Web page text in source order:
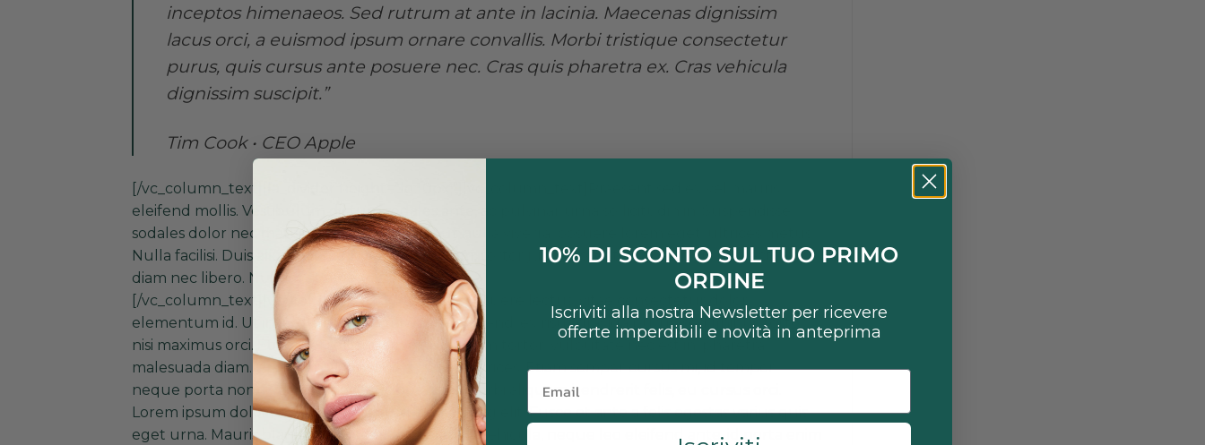
inceptos himenaeos. Sed rutrum at ante in lacinia. Maecenas dignissim
lacus orci, a euismod ipsum ornare convallis. Morbi tristique consectetur
purus, quis cursus ante posuere nec. Cras quis pharetra ex. Cras vehicula
dignissim suscipit.”
Tim Cook • CEO Apple
[/vc_column_text][la_divider height=”lg:10px;”][vc_column_text]Praesent sed ex vel mauris
eleifend mollis. Vestibulum dictum sodales ante, ac pulvinar urna sollicitudin in. Suspendisse
sodales dolor nec mattis convallis. Quisque ut nulla viverra, posuere lorem eget, ultrices metus.
Nulla facilisi. Duis aliquet, eros in auctor aliquam, tortor justo laoreet nisi, nec pulvinar lectus
diam nec libero. Nullam sit amet dia
[/vc_column_text][vc_column_text]Cras porta posuere lectus, vitae consectetur dolor
elementum id. Ut interdum, sem eget varius eleifend, ex risus gravida purus, sed finibus tortor
nisi maximus orci. Etiam vel sollicitudin nisi. In ipsum tortor, vulputate nec est in, pharetra
malesuada diam. Praesent ullamcorper lacinia ultrices. Etiam semper cursus mi, id tempor
neque porta non. Praesent nec faucibus risus. Morbi aliquam hendrerit felis, eu cursus orci.
Lorem ipsum dolor sit amet, consectetur adipiscing elit. Fusce et ante a felis egestas varius quis
eget urna. Mauris blandit, sem venenatis blandit vehicula, neque leo eleifend ante, id porta enim
10% DI SCONTO SUL TUO PRIMO
ORDINE
Iscriviti alla nostra Newsletter per ricevere
offerte imperdibili e novità in anteprima
Email